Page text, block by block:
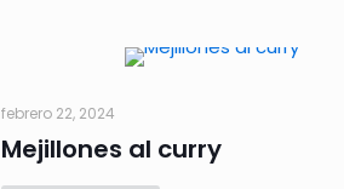
febrero 22, 2024
Mejillones al curry